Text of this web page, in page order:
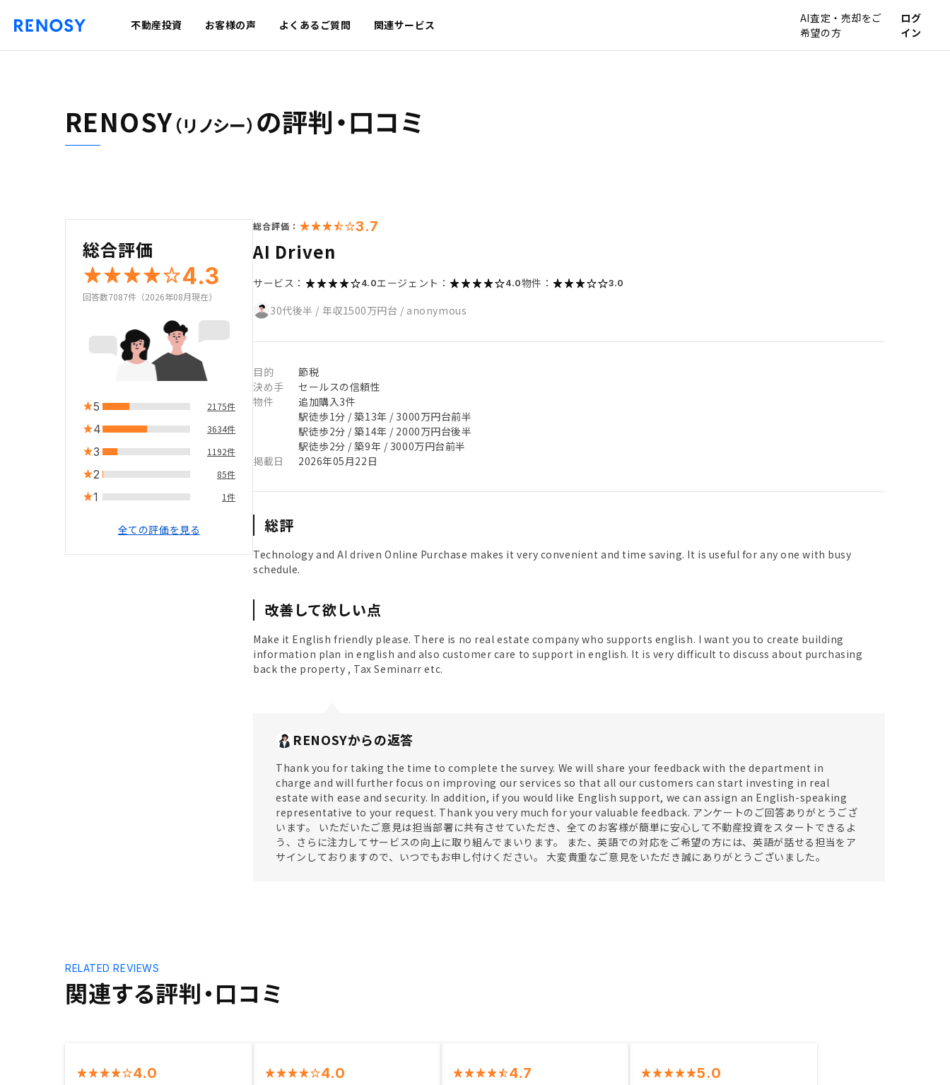
不動産投資 お客様の声 よくあるご質問 関連サービス
AI査定・売却をご
希望の方
ログ
イン
RENOSY（リノシー） の評判・口コミ
総合評価
4.3
回答数7087件（2026年08月現在）
5 2175件
4 3634件
3 1192件
2 85件
1 1件
全ての評価を見る
総合評価： 3.7
AI Driven
サービス： 4.0エージェント： 4.0物件： 3.0
30代後半 / 年収1500万円台 / anonymous
目的
節税
決め手
セールスの信頼性
物件
追加購入3件
駅徒歩1分 / 築13年 / 3000万円台前半
駅徒歩2分 / 築14年 / 2000万円台後半
駅徒歩2分 / 築9年 / 3000万円台前半
掲載日
2026年05月22日
総評
Technology and AI driven Online Purchase makes it very convenient and time saving. It is useful for any one with busy
schedule.
改善して欲しい点
Make it English friendly please. There is no real estate company who supports english. I want you to create building
information plan in english and also customer care to support in english. It is very difficult to discuss about purchasing
back the property , Tax Seminarr etc.
RENOSYからの返答
Thank you for taking the time to complete the survey. We will share your feedback with the department in
charge and will further focus on improving our services so that all our customers can start investing in real
estate with ease and security. In addition, if you would like English support, we can assign an English-speaking
representative to your request. Thank you very much for your valuable feedback. アンケートのご回答ありがとうござ
います。 いただいたご意見は担当部署に共有させていただき、全てのお客様が簡単に安心して不動産投資をスタートできるよ
う、さらに注力してサービスの向上に取り組んでまいります。 また、英語での対応をご希望の方には、英語が話せる担当をア
サインしておりますので、いつでもお申し付けください。 大変貴重なご意見をいただき誠にありがとうございました。
関連する評判・口コミ
RELATED REVIEWS
4.0 4.0 4.7 5.0